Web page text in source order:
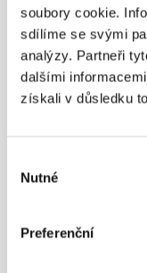
soubory cookie.
sdílíme se svými
analýzy. Partneři
dalšími
získali v důsledku
souhlasu
Nutné
Preferenční
¶
Státní
nestačí!